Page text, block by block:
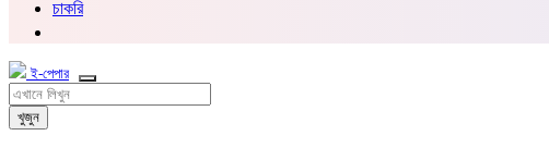
চাকরি
ই-পেপার
খুজুন